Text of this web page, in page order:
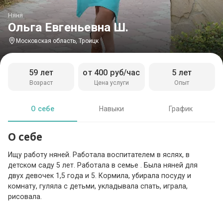
Ольга Евгеньевна Ш.
Няня
Московская область, Троицк
Возраст
59 лет
Цена услуги
от 400 руб/час
Опыт
5 лет
О себе Навыки График
О себе
Ищу работу няней. Работала воспитателем в яслях, в
детском саду 5 лет. Работала в семье . Была няней для
двух девочек 1,5 года и 5. Кормила, убирала посуду и
комнату, гуляла с детьми, укладывала спать, играла,
рисовала.